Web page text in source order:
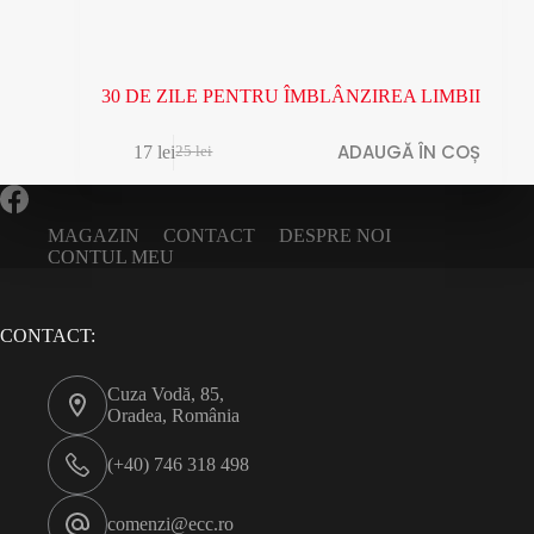
30 DE ZILE PENTRU ÎMBLÂNZIREA LIMBII
25lei
Prețul
inițial
fost:
25 lei.
17leiPrețul
curent
17 lei.
ADAUGĂ ÎN COȘ
MAGAZIN CONTACT
DESPRE NOI
CONTUL MEU
CONTACT:
Cuza Vodă, 85,
Oradea, România
(+40) 746 318 498
comenzi@ecc.ro